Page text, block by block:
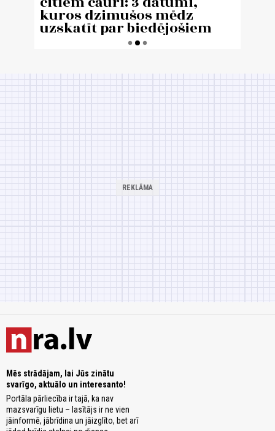
Mēs strādājam, lai Jūs zinātu
svarīgo, aktuālo un interesanto!
Portāla pārliecība ir tajā, ka nav
mazsvarīgu lietu – lasītājs ir ne vien
jāinformē, jābrīdina un jāizglīto, bet arī